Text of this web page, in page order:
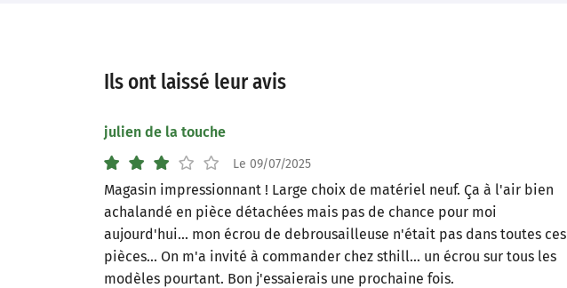
Rafraîchir le captcha
En cochant cette case, vous consentez à recevoir nos propositions commerciales à
le formulaire de désinscription.
INSCRIPTION
Ils ont laissé leur avis
julien de la touche
Le 09/07/2025
Magasin impressionnant ! Large choix de matériel neuf. Ça à l'air bien
achalandé en pièce détachées mais pas de chance pour moi
aujourd'hui... mon écrou de debrousailleuse n'était pas dans toutes ces
pièces... On m'a invité à commander chez sthill... un écrou sur tous les
modèles pourtant. Bon j'essaierais une prochaine fois.